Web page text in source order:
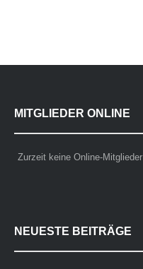
MITGLIEDER ONLINE
Zurzeit keine Online-Mitglieder
NEUESTE BEITRÄGE